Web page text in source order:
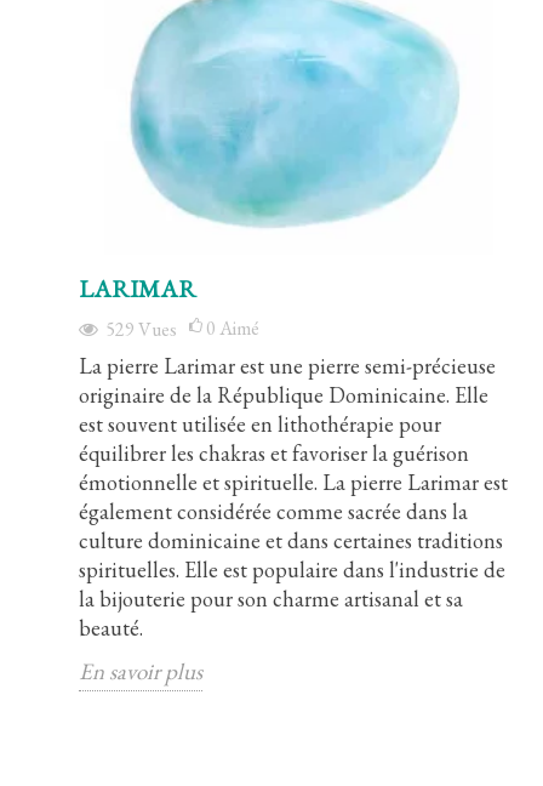
LARIMAR
529Vues 0Aimé
La pierre Larimar est une pierre semi-précieuse
originaire de la République Dominicaine. Elle
est souvent utilisée en lithothérapie pour
équilibrer les chakras et favoriser la guérison
émotionnelle et spirituelle. La pierre Larimar est
également considérée comme sacrée dans la
culture dominicaine et dans certaines traditions
spirituelles. Elle est populaire dans l'industrie de
la bijouterie pour son charme artisanal et sa
beauté.
En savoir plus